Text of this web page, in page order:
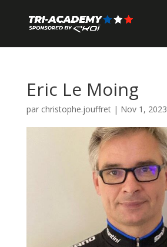
Eric Le Moing
par christophe.jouffret| Nov 1, 2023